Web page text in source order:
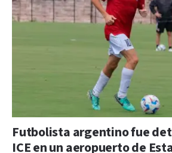
Futbolista argentino fue
ICE en un aeropuerto de